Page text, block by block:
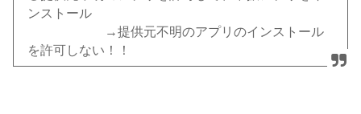
ンストール
→提供元不明のアプリのインストール
を許可しない！！